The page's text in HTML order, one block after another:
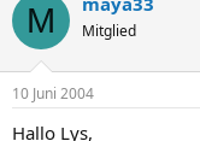
M Mitglied
10 Juni 2004
Hallo Lys,